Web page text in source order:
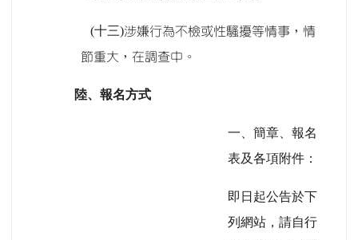
(十三)涉嫌行為不檢或性騷擾等情事，情
節重大，在調查中。
陸、報名方式
一、簡章、報名
表及各項附件：
即日起公告於下
列網站，請自行